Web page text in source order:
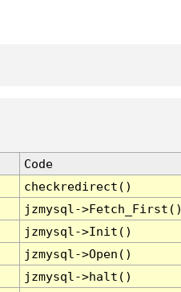
Code
checkredirect()
jzmysql-
jzmysql->Init()
jzmysql->Open()
jzmysql->halt()